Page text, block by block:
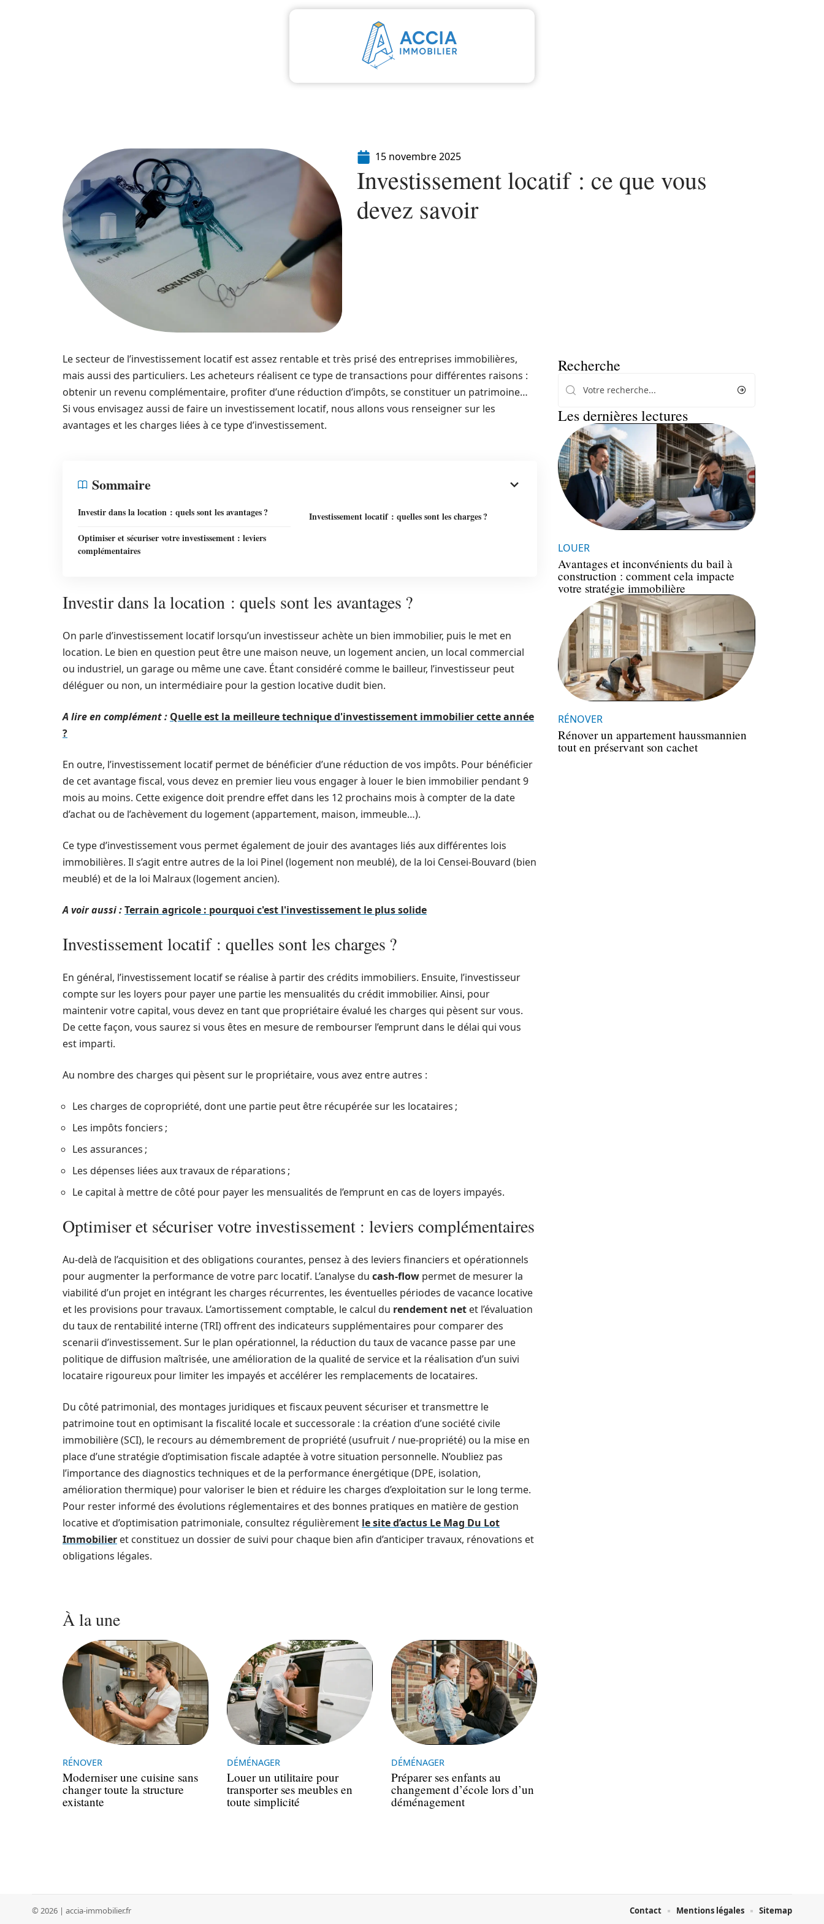
15 novembre 2025
Investissement locatif : ce que vous
devez savoir
Le secteur de l’investissement locatif est assez rentable et très prisé des entreprises immobilières,
mais aussi des particuliers. Les acheteurs réalisent ce type de transactions pour différentes raisons :
obtenir un revenu complémentaire, profiter d’une réduction d’impôts, se constituer un patrimoine…
Si vous envisagez aussi de faire un investissement locatif, nous allons vous renseigner sur les
avantages et les charges liées à ce type d’investissement.
Sommaire
Investir dans la location : quels sont les avantages ?
Investissement locatif : quelles sont les charges ?
Optimiser et sécuriser votre investissement : leviers
complémentaires
Investir dans la location : quels sont les avantages ?
On parle d’investissement locatif lorsqu’un investisseur achète un bien immobilier, puis le met en
location. Le bien en question peut être une maison neuve, un logement ancien, un local commercial
ou industriel, un garage ou même une cave. Étant considéré comme le bailleur, l’investisseur peut
déléguer ou non, un intermédiaire pour la gestion locative dudit bien.
A lire en complément : Quelle est la meilleure technique d'investissement immobilier cette année
?
En outre, l’investissement locatif permet de bénéficier d’une réduction de vos impôts. Pour bénéficier
de cet avantage fiscal, vous devez en premier lieu vous engager à louer le bien immobilier pendant 9
mois au moins. Cette exigence doit prendre effet dans les 12 prochains mois à compter de la date
d’achat ou de l’achèvement du logement (appartement, maison, immeuble…).
Ce type d’investissement vous permet également de jouir des avantages liés aux différentes lois
immobilières. Il s’agit entre autres de la loi Pinel (logement non meublé), de la loi Censei-Bouvard (bien
meublé) et de la loi Malraux (logement ancien).
A voir aussi :Terrain agricole : pourquoi c'est l'investissement le plus solide
Investissement locatif : quelles sont les charges ?
En général, l’investissement locatif se réalise à partir des crédits immobiliers. Ensuite, l’investisseur
compte sur les loyers pour payer une partie les mensualités du crédit immobilier. Ainsi, pour
maintenir votre capital, vous devez en tant que propriétaire évalué les charges qui pèsent sur vous.
De cette façon, vous saurez si vous êtes en mesure de rembourser l’emprunt dans le délai qui vous
est imparti.
Au nombre des charges qui pèsent sur le propriétaire, vous avez entre autres :
Les charges de copropriété, dont une partie peut être récupérée sur les locataires ;
Les impôts fonciers ;
Les assurances ;
Les dépenses liées aux travaux de réparations ;
Le capital à mettre de côté pour payer les mensualités de l’emprunt en cas de loyers impayés.
Optimiser et sécuriser votre investissement : leviers complémentaires
Au-delà de l’acquisition et des obligations courantes, pensez à des leviers financiers et opérationnels
pour augmenter la performance de votre parc locatif. L’analyse du cash-flow permet de mesurer la
viabilité d’un projet en intégrant les charges récurrentes, les éventuelles périodes de vacance locative
et les provisions pour travaux. L’amortissement comptable, le calcul du rendement net et l’évaluation
du taux de rentabilité interne (TRI) offrent des indicateurs supplémentaires pour comparer des
scenarii d’investissement. Sur le plan opérationnel, la réduction du taux de vacance passe par une
politique de diffusion maîtrisée, une amélioration de la qualité de service et la réalisation d’un suivi
locataire rigoureux pour limiter les impayés et accélérer les remplacements de locataires.
Du côté patrimonial, des montages juridiques et fiscaux peuvent sécuriser et transmettre le
patrimoine tout en optimisant la fiscalité locale et successorale : la création d’une société civile
immobilière (SCI), le recours au démembrement de propriété (usufruit / nue-propriété) ou la mise en
place d’une stratégie d’optimisation fiscale adaptée à votre situation personnelle. N’oubliez pas
l’importance des diagnostics techniques et de la performance énergétique (DPE, isolation,
amélioration thermique) pour valoriser le bien et réduire les charges d’exploitation sur le long terme.
Pour rester informé des évolutions réglementaires et des bonnes pratiques en matière de gestion
locative et d’optimisation patrimoniale, consultez régulièrement le site d’actus Le Mag Du Lot
Immobilier et constituez un dossier de suivi pour chaque bien afin d’anticiper travaux, rénovations et
obligations légales.
À la une
RÉNOVER
Moderniser une cuisine sans
changer toute la structure
existante
DÉMÉNAGER
Louer un utilitaire pour
transporter ses meubles en
toute simplicité
DÉMÉNAGER
Préparer ses enfants au
changement d’école lors d’un
déménagement
Recherche
Les dernières lectures
LOUER
Avantages et inconvénients du bail à
construction : comment cela impacte
votre stratégie immobilière
RÉNOVER
Rénover un appartement haussmannien
tout en préservant son cachet
© 2026 | accia-immobilier.fr Contact Mentions légales Sitemap